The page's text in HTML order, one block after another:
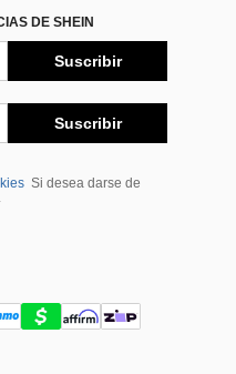
DE SHEIN
Suscribir
Suscribir
Si desea darse de
.